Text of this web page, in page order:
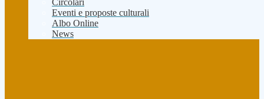
Circolari
Eventi e proposte culturali
Albo Online
News